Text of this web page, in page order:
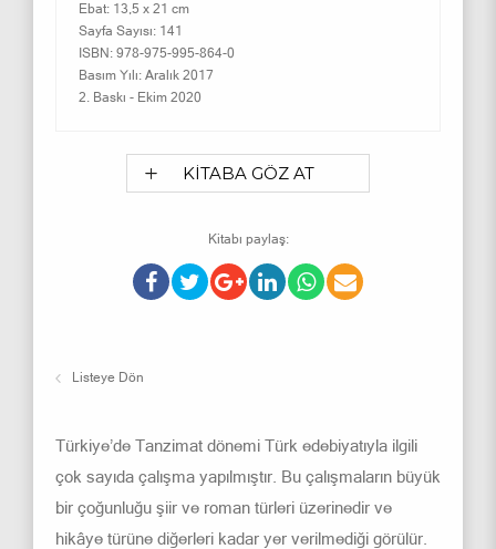
Ebat: 13,5 x 21 cm
Sayfa Sayısı: 141
ISBN: 978-975-995-864-0
Basım Yılı: Aralık 2017
2. Baskı - Ekim 2020
KİTABA GÖZ AT
Kitabı paylaş:
Listeye Dön
Türkiye’de Tanzimat dönemi Türk edebiyatıyla ilgili
çok sayıda çalışma yapılmıştır. Bu çalışmaların büyük
bir çoğunluğu şiir ve roman türleri üzerinedir ve
hikâye türüne diğerleri kadar yer verilmediği görülür.